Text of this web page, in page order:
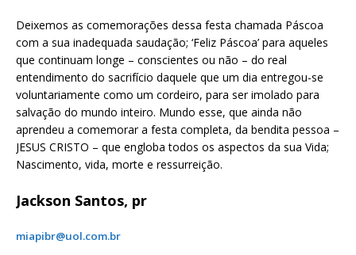
Deixemos as comemorações dessa festa chamada Páscoa
com a sua inadequada saudação; ‘Feliz Páscoa’ para aqueles
que continuam longe – conscientes ou não – do real
entendimento do sacrifício daquele que um dia entregou-se
voluntariamente como um cordeiro, para ser imolado para
salvação do mundo inteiro. Mundo esse, que ainda não
aprendeu a comemorar a festa completa, da bendita pessoa –
JESUS CRISTO – que engloba todos os aspectos da sua Vida;
Nascimento, vida, morte e ressurreição.
Jackson Santos, pr
miapibr@uol.com.br